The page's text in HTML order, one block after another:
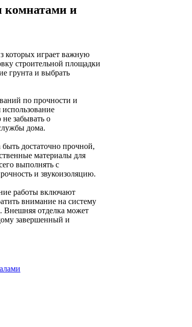
комнатами и
которых играет важную
строительной площадки
грунта и выбрать
по прочности и
забывать о
дома.
достаточно прочной,
материалы для
выполнять с
и звукоизоляцию.
работы включают
внимание на систему
Внешняя отделка может
завершенный и